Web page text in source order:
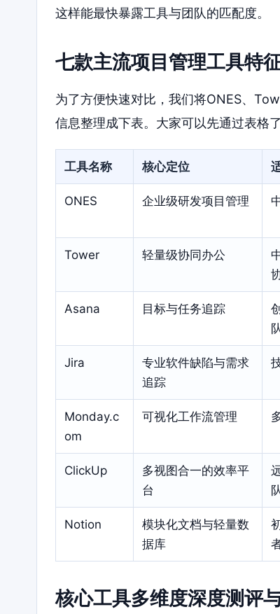
这样能最快暴露工具与团队的匹配度。
七款主流项目管理工具特
为了方便快速对比，我们将ONES、
信息整理成下表。大家可以先通过表格
工具名称 核心定位
ONES 企业级研发项目管理
Tower 轻量级协同办公
Asana 目标与任务追踪
Jira
专业软件缺陷与需求
追踪
Monday.c
om
可视化工作流管理
ClickUp
多视图合一的效率平
台
Notion
模块化文档与轻量数
据库
核心工具多维度深度测评